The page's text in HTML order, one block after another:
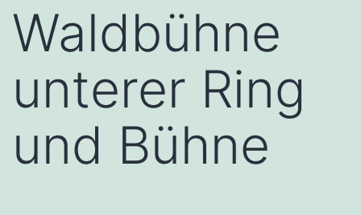
Waldbühne
unterer Ring
und Bühne